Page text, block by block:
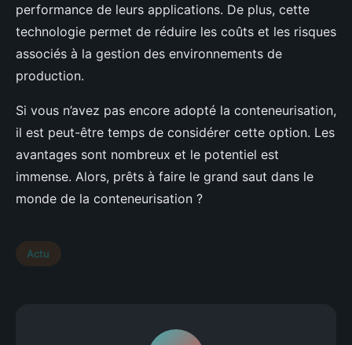
performance de leurs applications. De plus, cette
technologie permet de réduire les coûts et les risques
associés à la gestion des environnements de
production.
Si vous n’avez pas encore adopté la conteneurisation,
il est peut-être temps de considérer cette option. Les
avantages sont nombreux et le potentiel est
immense. Alors, prêts à faire le grand saut dans le
monde de la conteneurisation ?
Actu